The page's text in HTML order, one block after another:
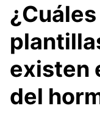
existen
del